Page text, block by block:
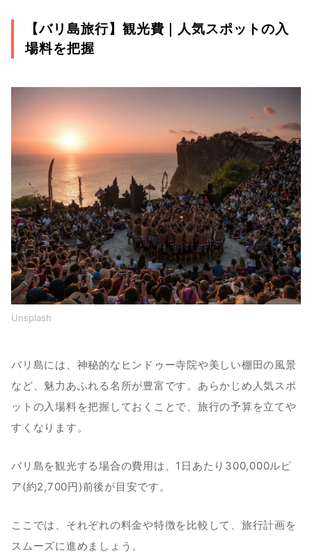
【バリ島旅行】観光費｜人気スポットの入
場料を把握
Unsplash
バリ島には、神秘的なヒンドゥー寺院や美しい棚田の風景
など、魅力あふれる名所が豊富です。あらかじめ人気スポ
ットの入場料を把握しておくことで、旅行の予算を立てや
すくなります。
バリ島を観光する場合の費用は、1日あたり300,000ルピ
ア(約2,700円)前後が目安です。
ここでは、それぞれの料金や特徴を比較して、旅行計画を
スムーズに進めましょう。